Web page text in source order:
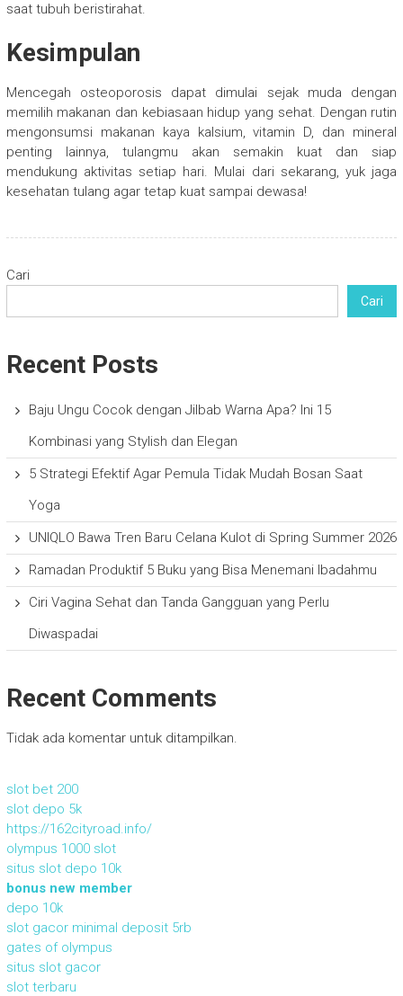
saat tubuh beristirahat.
Kesimpulan
Mencegah osteoporosis dapat dimulai sejak muda dengan
memilih makanan dan kebiasaan hidup yang sehat. Dengan rutin
mengonsumsi makanan kaya kalsium, vitamin D, dan mineral
penting lainnya, tulangmu akan semakin kuat dan siap
mendukung aktivitas setiap hari. Mulai dari sekarang, yuk jaga
kesehatan tulang agar tetap kuat sampai dewasa!
Cari
Cari
Recent Posts
Baju Ungu Cocok dengan Jilbab Warna Apa? Ini 15
Kombinasi yang Stylish dan Elegan
5 Strategi Efektif Agar Pemula Tidak Mudah Bosan Saat
Yoga
UNIQLO Bawa Tren Baru Celana Kulot di Spring Summer 2026
Ramadan Produktif 5 Buku yang Bisa Menemani Ibadahmu
Ciri Vagina Sehat dan Tanda Gangguan yang Perlu
Diwaspadai
Recent Comments
Tidak ada komentar untuk ditampilkan.
slot bet 200
slot depo 5k
https://162cityroad.info/
olympus 1000 slot
situs slot depo 10k
bonus new member
depo 10k
slot gacor minimal deposit 5rb
gates of olympus
situs slot gacor
slot terbaru